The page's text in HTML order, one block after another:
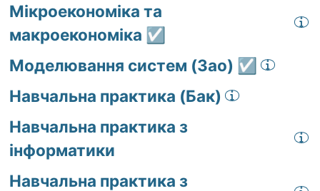
Мікроекономіка та
макроекономіка ☑️
Моделювання систем (Зао) ☑️
Навчальна практика (Бак)
Навчальна практика з
інформатики
Навчальна практика з